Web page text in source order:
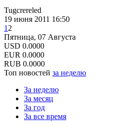
Tugcrereled
19 июня 2011 16:50
1 2
Пятница, 07 Августа
USD 0.0000
EUR 0.0000
RUB 0.0000
Топ новостей за неделю
За неделю
За месяц
За год
За все время